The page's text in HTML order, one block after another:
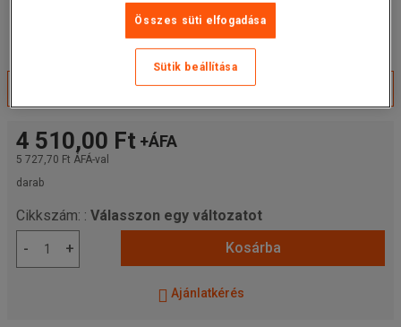
Kérjük, válassza ki a terméket!
4 510,00 Ft +ÁFA
5 727,70 Ft ÁFÁ-val
darab
Cikkszám: : Válasszon egy változatot
-
+ Kosárba
Ajánlatkérés
Összes süti elfogadása
Sütik beállítása